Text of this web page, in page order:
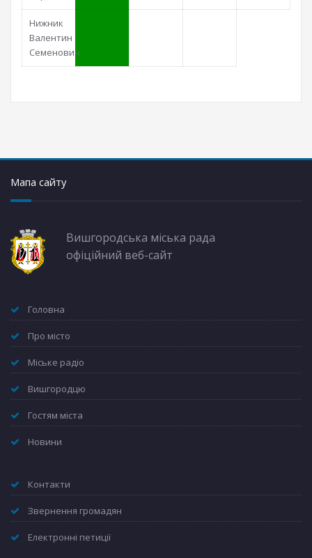
Нижник
Валентин
Семенович
Мапа сайту
Вишгородська міська рада
офіційний веб-сайт
Головна
Про місто
Міське радіо
Вишгородцю
Гостям міста
Новини
Контакти
Звернення громадян
Електронні петиції